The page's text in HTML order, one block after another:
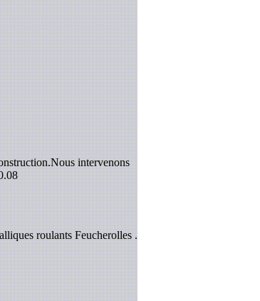
intervenons
roulants Feucherolles .